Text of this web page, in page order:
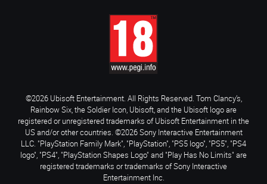
©2026 Ubisoft Entertainment. All Rights Reserved. Tom Clancy’s,
Rainbow Six, the Soldier Icon, Ubisoft, and the Ubisoft logo are
registered or unregistered trademarks of Ubisoft Entertainment in the
US and/or other countries. ©2026 Sony Interactive Entertainment
LLC. "PlayStation Family Mark", "PlayStation", "PS5 logo", "PS5", "PS4
logo", "PS4", "PlayStation Shapes Logo" and "Play Has No Limits" are
registered trademarks or trademarks of Sony Interactive
Entertainment Inc.